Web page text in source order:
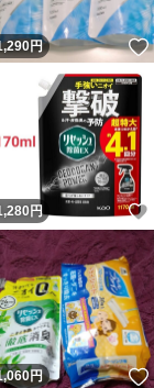
ね！
円
ね！
円
いね！
円